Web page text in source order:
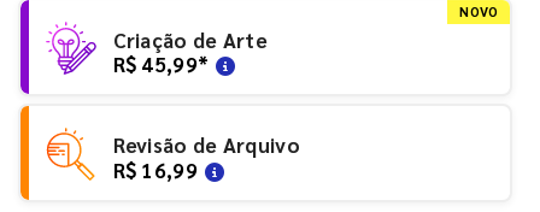
NOVO
Criação de Arte
R$ 45,99*
Revisão de Arquivo
R$ 16,99